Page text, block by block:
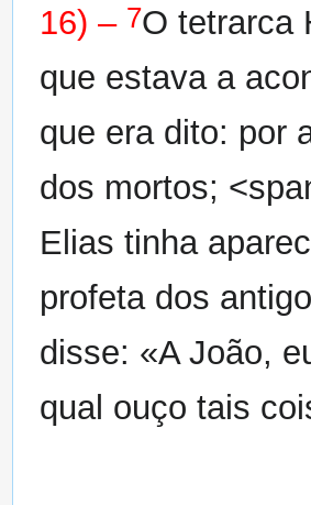
16) – 7O tetrarca
que estava a
que era dito: por
dos mortos;
Elias tinha
profeta dos
disse: «A João,
qual ouço tais